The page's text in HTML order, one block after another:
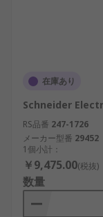
動作させる
で、主回路
る設計です
切替補助接点
を切り替え
複数接点型
路を制御す
在庫あり
Schneider
RS品番 247-1726
メーカー型番 29452
1個小計：
￥9,475.00(税抜)
数量